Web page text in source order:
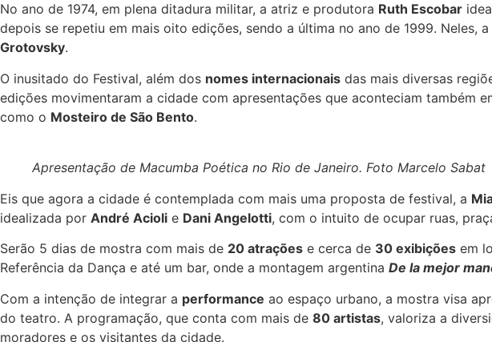
No ano de 1974, em plena ditadura militar, a atriz e produtora Ruth Escobar
depois se repetiu em mais oito edições, sendo a última no ano de 1999. Neles,
Grotovsky.
O inusitado do Festival, além dos nomes internacionais das mais diversas
edições movimentaram a cidade com apresentações que aconteciam também
como o Mosteiro de São Bento.
Apresentação de Macumba Poética no Rio de Janeiro. Foto Marcelo Sabat
Eis que agora a cidade é contemplada com mais uma proposta de festival, a
idealizada por André Acioli e Dani Angelotti, com o intuito de ocupar ruas,
Serão 5 dias de mostra com mais de 20 atrações e cerca de 30 exibições em
Referência da Dança e até um bar, onde a montagem argentina De la mejor
Com a intenção de integrar a performance ao espaço urbano, a mostra visa
do teatro. A programação, que conta com mais de 80 artistas, valoriza a
moradores e os visitantes da cidade.